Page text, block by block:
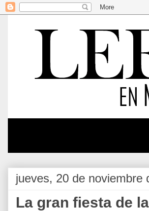
jueves, 20 de noviembre
La gran fiesta de